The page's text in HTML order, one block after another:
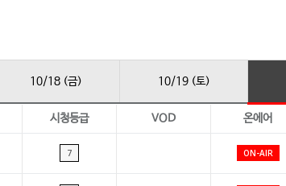
10/18 (금) 10/19 (토)
시청등급 VOD 온에어
7 ON-AIR